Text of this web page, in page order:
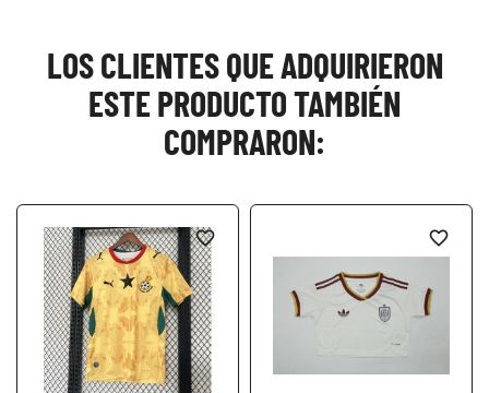
LOS CLIENTES QUE ADQUIRIERON
ESTE PRODUCTO TAMBIÉN
COMPRARON:
favorite_border favorite_border